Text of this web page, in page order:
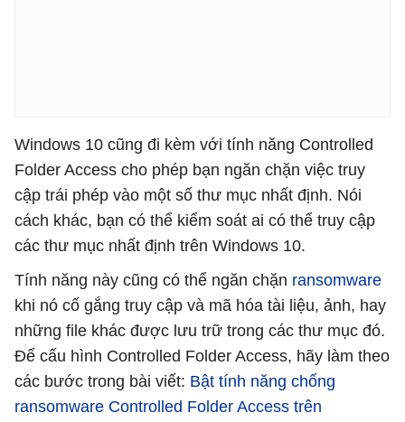
Windows 10 cũng đi kèm với tính năng Controlled
Folder Access cho phép bạn ngăn chặn việc truy
cập trái phép vào một số thư mục nhất định. Nói
cách khác, bạn có thể kiểm soát ai có thể truy cập
các thư mục nhất định trên Windows 10.
Tính năng này cũng có thể ngăn chặn ransomware
khi nó cố gắng truy cập và mã hóa tài liệu, ảnh, hay
những file khác được lưu trữ trong các thư mục đó.
Để cấu hình Controlled Folder Access, hãy làm theo
các bước trong bài viết: Bật tính năng chống
ransomware Controlled Folder Access trên